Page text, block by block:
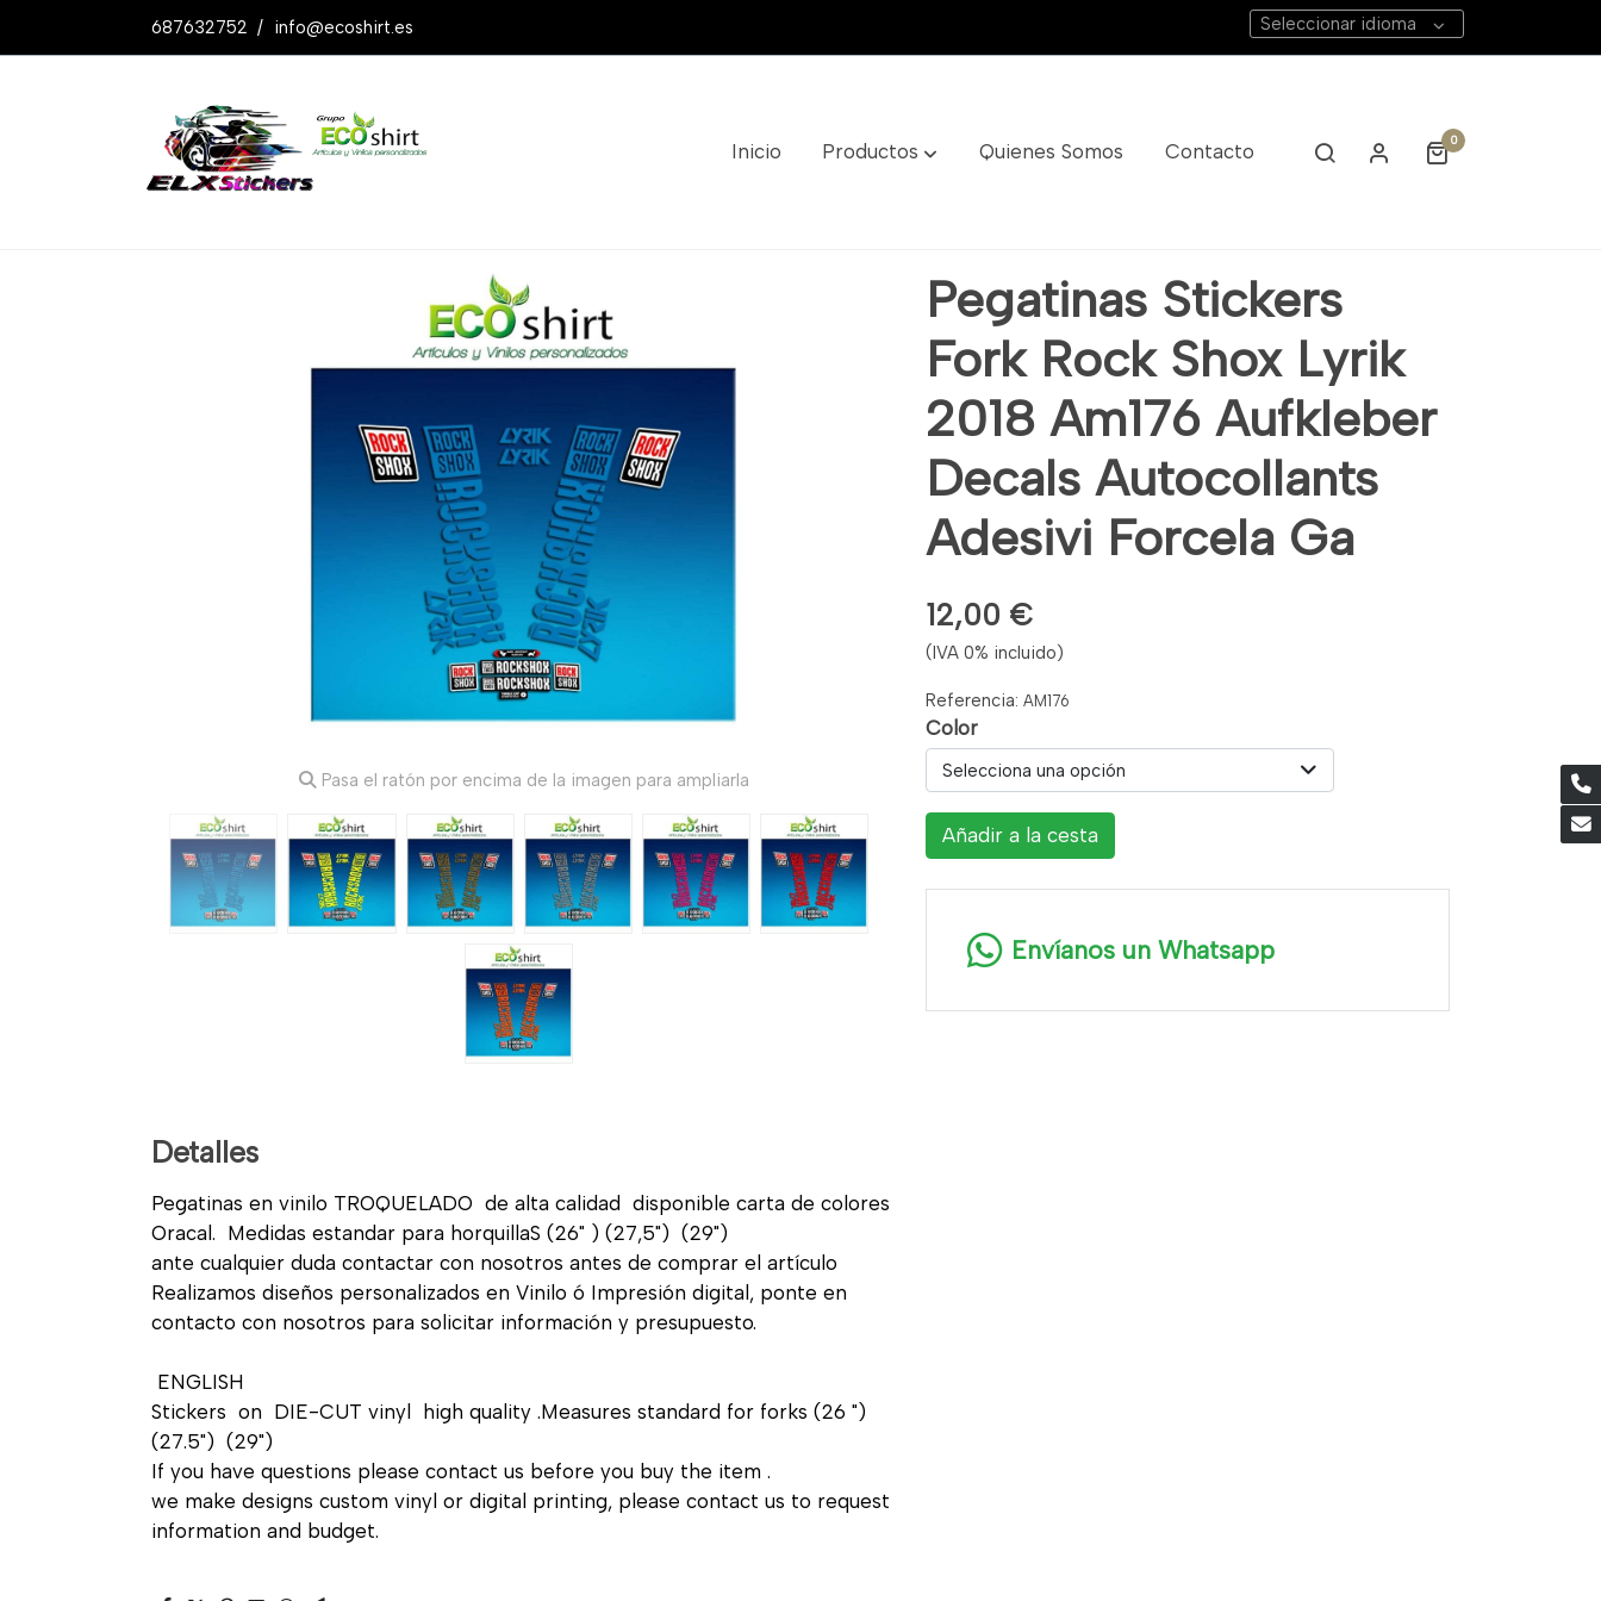
687632752 / info@ecoshirt.es Seleccionar idioma
Inicio Productos Quienes Somos Contacto 0
Productos Pegatinas Stickers Fork Rock Shox Lyrik 2018 Am176 Aufkleber Decals Autocollants Adesivi Forcela Ga
Pasa el ratón por encima de la imagen para ampliarla
Detalles
Pegatinas en vinilo TROQUELADO de alta calidad disponible carta de colores
Oracal. Medidas estandar para horquillaS (26" ) (27,5") (29")
ante cualquier duda contactar con nosotros antes de comprar el artículo
Realizamos diseños personalizados en Vinilo ó Impresión digital, ponte en
contacto con nosotros para solicitar información y presupuesto.
ENGLISH
Stickers on DIE-CUT vinyl high quality .Measures standard for forks (26 ")
(27.5") (29")
If you have questions please contact us before you buy the item .
we make designs custom vinyl or digital printing, please contact us to request
information and budget.
Pegatinas Stickers
Fork Rock Shox Lyrik
2018 Am176 Aufkleber
Decals Autocollants
Adesivi Forcela Ga
12,00 €
(IVA 0% incluido)
Referencia:AM176
Color
Selecciona una opción
Añadir a la cesta
Envíanos un Whatsapp